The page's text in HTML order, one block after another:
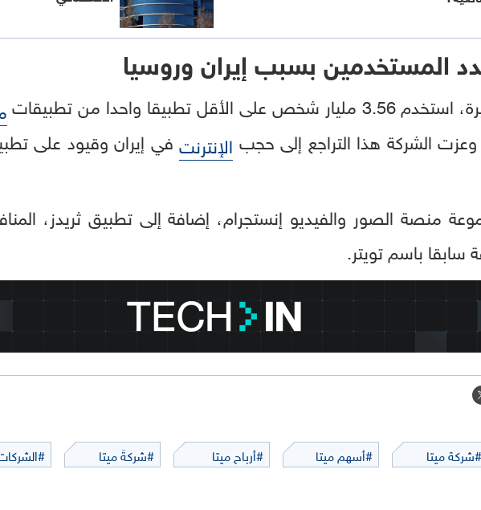
المستخدمين بسبب إيران وروسيا
الأقل تطبيقا واحدا من تطبيقات
الشركة هذا التراجع إلى حجب الإنترنتفي إيران وقيود على
منصة الصور والفيديو إنستجرام، إضافة إلى تطبيق ثريدز،
سابقا باسم تويتر.
#شركة ميتا #أسهم ميتا #أرباح ميتا #شركةَ ميتا